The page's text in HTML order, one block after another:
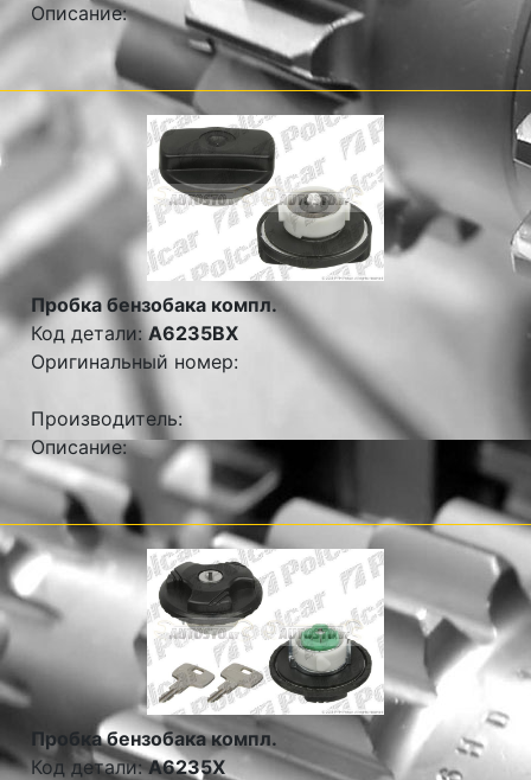
Описание:
Пробка бензобака компл.
Код детали:A6235BX
Оригинальный номер:
Производитель:
Описание:
Пробка бензобака компл.
Код детали:A6235X